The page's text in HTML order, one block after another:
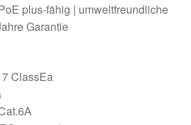
plus-fähig | umweltfreundliche
Garantie
ClassEa